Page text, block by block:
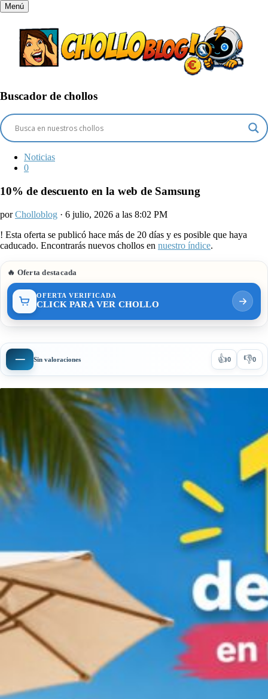
Menú
Buscador de chollos
Noticias
0
10% de descuento en la web de Samsung
porCholloblog · 6 julio, 2026 a las 8:02 PM
! Esta oferta se publicó hace más de 20 días y es posible que haya
caducado. Encontrarás nuevos chollos en nuestro índice.
🔥 Oferta destacada
OFERTA VERIFICADA
CLICK PARA VER CHOLLO
— Sin valoraciones 👍0 👎0